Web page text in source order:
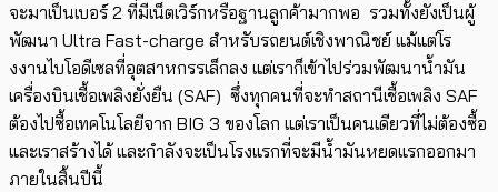
จะมาเป็นเบอร์ 2 ที่มีเน็ตเวิร์กหรือฐานลูกค้ามากพอ รวมทั้งยังเป็นผู้
พัฒนา Ultra Fast-charge สำหรับรถยนต์เชิงพาณิชย์ แม้แต่โร
งงานไบโอดีเซลที่อุตสาหกรรเล็กลง แต่เราก็เข้าไปร่วมพัฒนาน้ำมัน
เครื่องบินเชื้อเพลิงยั่งยืน (SAF) ซึ่งทุกคนที่จะทำสถานีเชื้อเพลิง SAF
ต้องไปซื้อเทคโนโลยี​จาก BIG 3 ของโลก​​ แต่เราเป็นคนเดียวที่ไม่ต้องซื้อ
และเราสร้างได้ และกำลังจะเป็นโรงแรกที่จะมีน้ำมันหยดแรกออกมา
ภายในสิ้นปีนี้